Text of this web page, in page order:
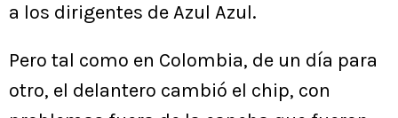
a los dirigentes de Azul Azul.
Pero tal como en Colombia, de un día para
otro, el delantero cambió el chip, con